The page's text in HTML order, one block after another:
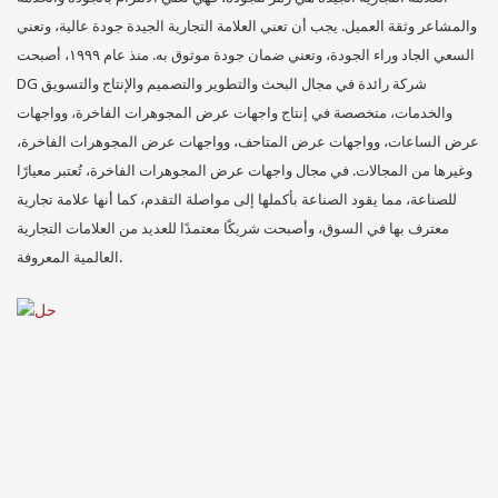
والمشاعر وثقة العميل. يجب أن تعني العلامة التجارية الجيدة جودة عالية، وتعني
السعي الجاد وراء الجودة، وتعني ضمان جودة موثوق به. منذ عام ١٩٩٩، أصبحت
DG شركة رائدة في مجال البحث والتطوير والتصميم والإنتاج والتسويق
والخدمات، متخصصة في إنتاج واجهات عرض المجوهرات الفاخرة، وواجهات
عرض الساعات، وواجهات عرض المتاحف، وواجهات عرض المجوهرات الفاخرة،
وغيرها من المجالات. في مجال واجهات عرض المجوهرات الفاخرة، تُعتبر معيارًا
للصناعة، مما يقود الصناعة بأكملها إلى مواصلة التقدم، كما أنها علامة تجارية
معترف بها في السوق، وأصبحت شريكًا معتمدًا للعديد من العلامات التجارية
العالمية المعروفة.